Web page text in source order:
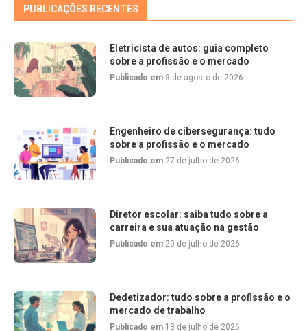
PUBLICAÇÕES RECENTES
Eletricista de autos: guia completo
sobre a profissão e o mercado
Publicado em 3 de agosto de 2026
Engenheiro de cibersegurança: tudo
sobre a profissão e o mercado
Publicado em 27 de julho de 2026
Diretor escolar: saiba tudo sobre a
carreira e sua atuação na gestão
Publicado em 20 de julho de 2026
Dedetizador: tudo sobre a profissão e o
mercado de trabalho
Publicado em 13 de julho de 2026